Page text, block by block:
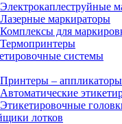
Электрокаплеструйные
Лазерные маркираторы
Комплексы для
Термопринтеры
системы
Принтеры – аппликаторы
Автоматические
Этикетировочные
лотков